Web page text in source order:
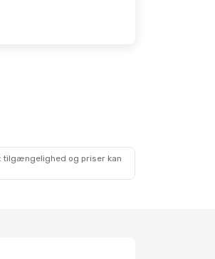
tilgængelighed og priser kan